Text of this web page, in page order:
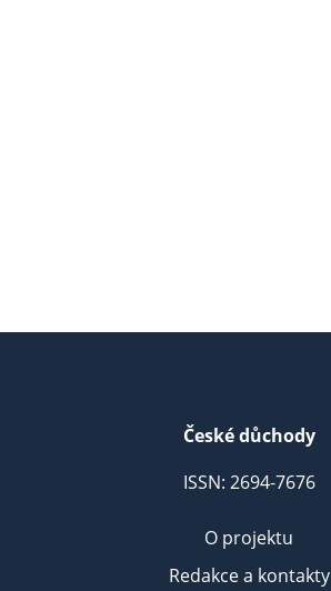
České důchody
ISSN: 2694-7676
O projektu
Redakce a kontakty